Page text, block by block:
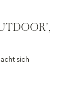
sich